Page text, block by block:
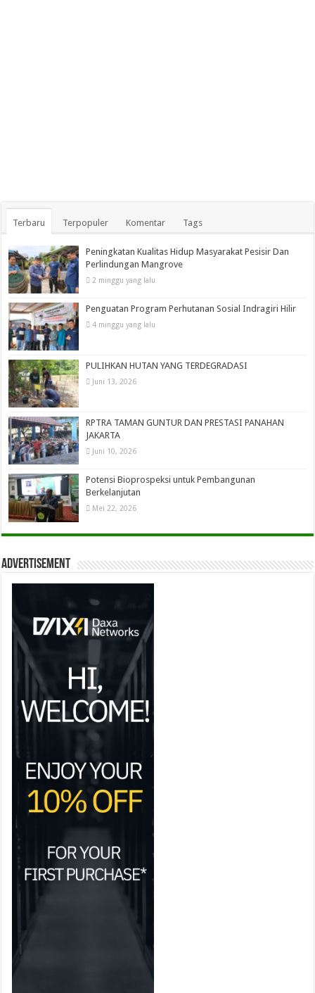
Terbaru Terpopuler Komentar Tags
Peningkatan Kualitas Hidup Masyarakat Pesisir Dan
Perlindungan Mangrove
2 minggu yang lalu
Penguatan Program Perhutanan Sosial Indragiri Hilir
4 minggu yang lalu
PULIHKAN HUTAN YANG TERDEGRADASI
Juni 13, 2026
RPTRA TAMAN GUNTUR DAN PRESTASI PANAHAN
JAKARTA
Juni 10, 2026
Potensi Bioprospeksi untuk Pembangunan
Berkelanjutan
Mei 22, 2026
Advertisement